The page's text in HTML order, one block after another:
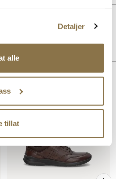
Detaljer
alle
tillat
produkter